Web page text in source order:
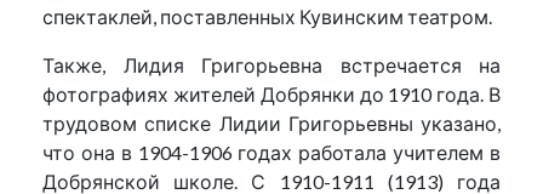
спектаклей, поставленных Кувинским театром.
Также, Лидия Григорьевна встречается на
фотографиях жителей Добрянки до 1910 года. В
трудовом списке Лидии Григорьевны указано,
что она в 1904-1906 годах работала учителем в
Добрянской школе. С 1910-1911 (1913) года